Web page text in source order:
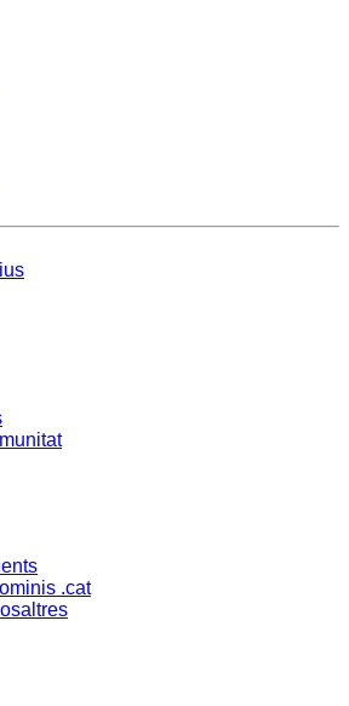
.cat